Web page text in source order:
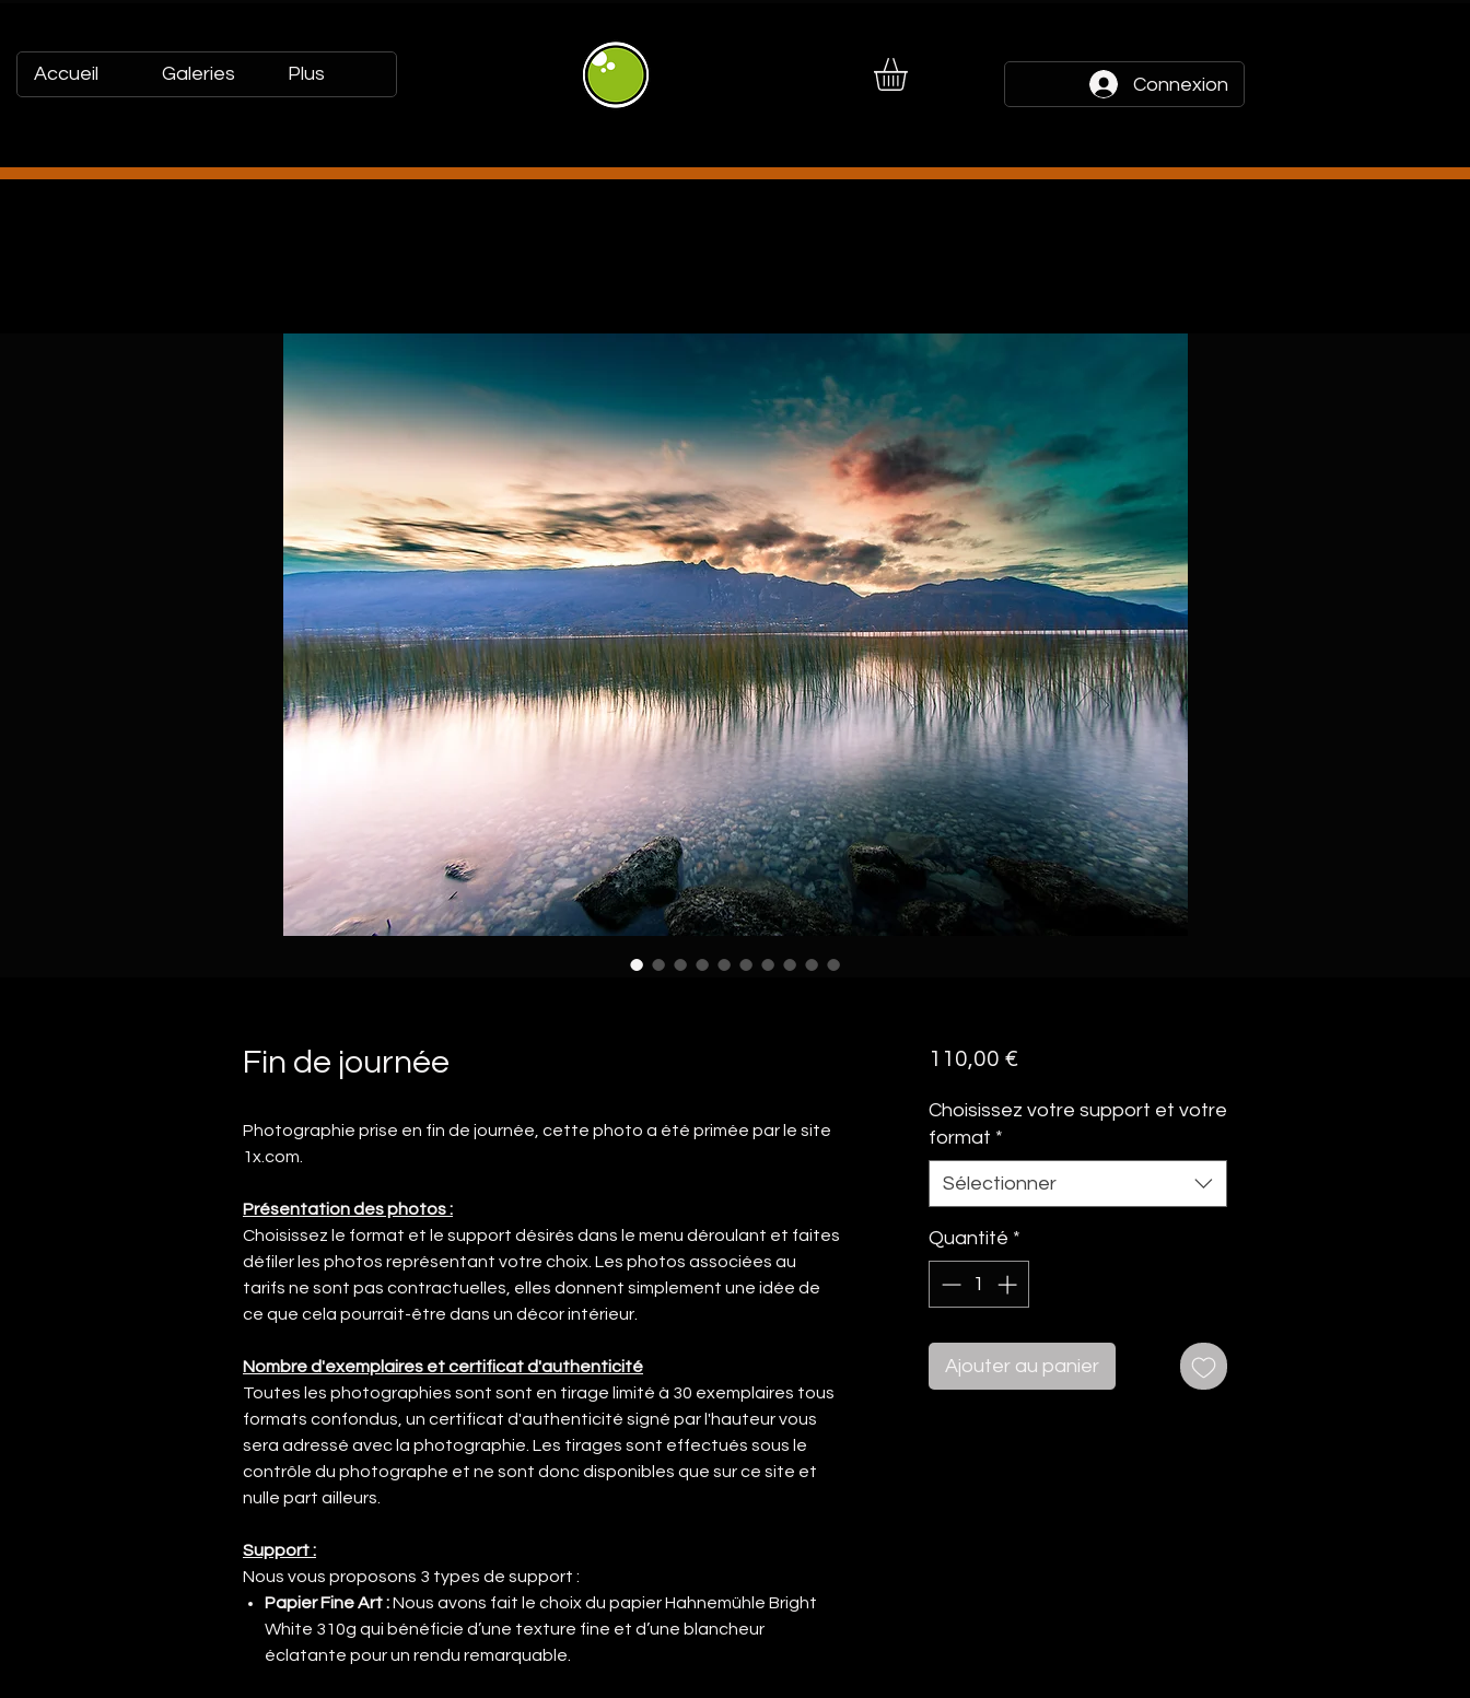
Accueil Galeries Plus Connexion
Fin de journée
Photographie prise en fin de journée, cette photo a été primée par le site
1x.com.
Présentation des photos :
Choisissez le format et le support désirés dans le menu déroulant et faites
défiler les photos représentant votre choix. Les photos associées au
tarifs ne sont pas contractuelles, elles donnent simplement une idée de
ce que cela pourrait-être dans un décor intérieur.
Nombre d'exemplaires et certificat d'authenticité
Toutes les photographies sont sont en tirage limité à 30 exemplaires tous
formats confondus, un certificat d'authenticité signé par l'hauteur vous
sera adressé avec la photographie. Les tirages sont effectués sous le
contrôle du photographe et ne sont donc disponibles que sur ce site et
nulle part ailleurs.
Support :
Nous vous proposons 3 types de support :
Papier Fine Art :Nous avons fait le choix du papier Hahnemühle Bright
White 310g qui bénéficie d’une texture fine et d’une blancheur
éclatante pour un rendu remarquable.
110,00 €Prix
Choisissez votre support et votre
format *
Sélectionner
Quantité *
Ajouter au panier